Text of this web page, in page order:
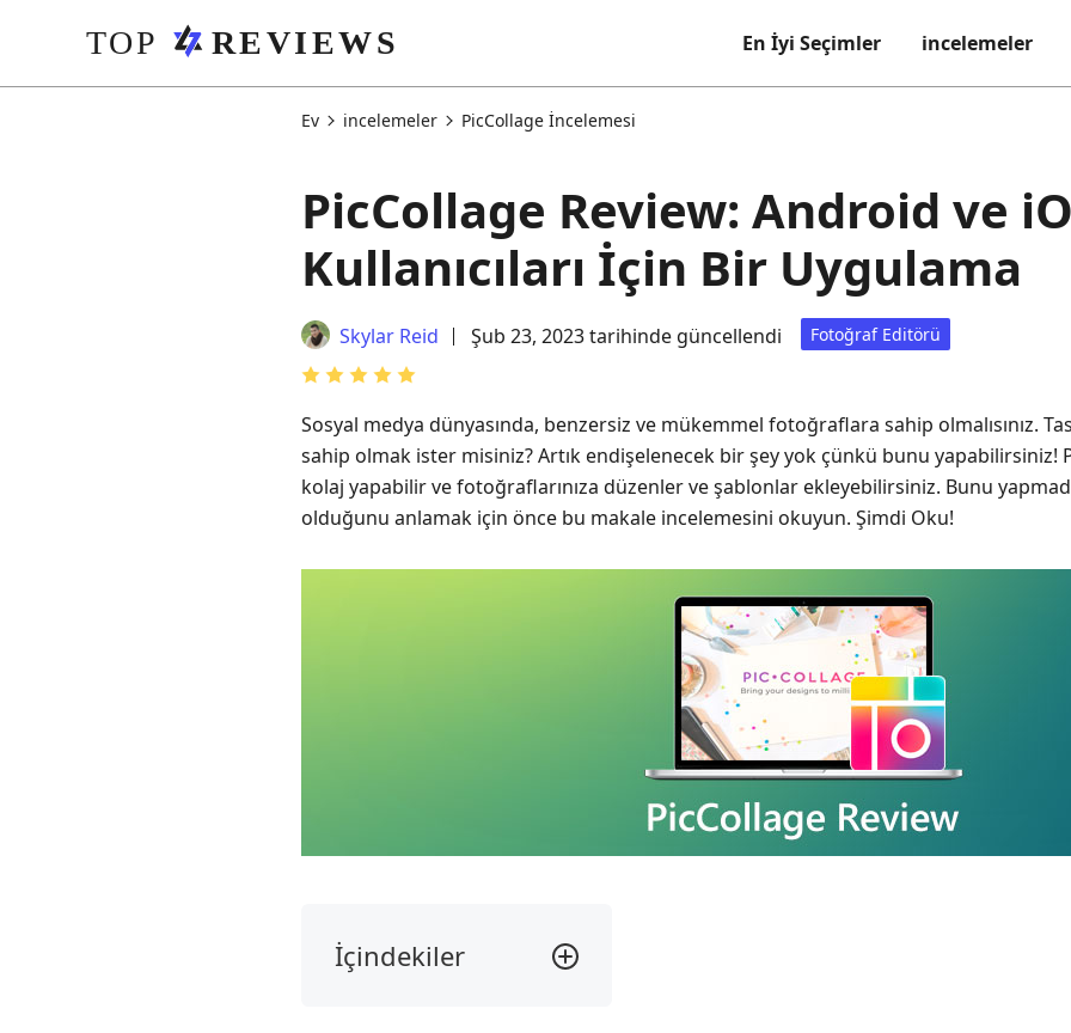
En İyi Seçimler incelemeler
Ev incelemeler PicCollage İncelemesi
PicCollage Review: Android ve
Kullanıcıları İçin Bir Uygulama
Skylar Reid Şub 23, 2023 tarihinde güncellendi Fotoğraf Editörü
Sosyal medya dünyasında, benzersiz ve mükemmel fotoğraflara sahip olmalısınız.
sahip olmak ister misiniz? Artık endişelenecek bir şey yok çünkü bunu yapabilirsiniz!
kolaj yapabilir ve fotoğraflarınıza düzenler ve şablonlar ekleyebilirsiniz. Bunu
olduğunu anlamak için önce bu makale incelemesini okuyun. Şimdi Oku!
İçindekiler